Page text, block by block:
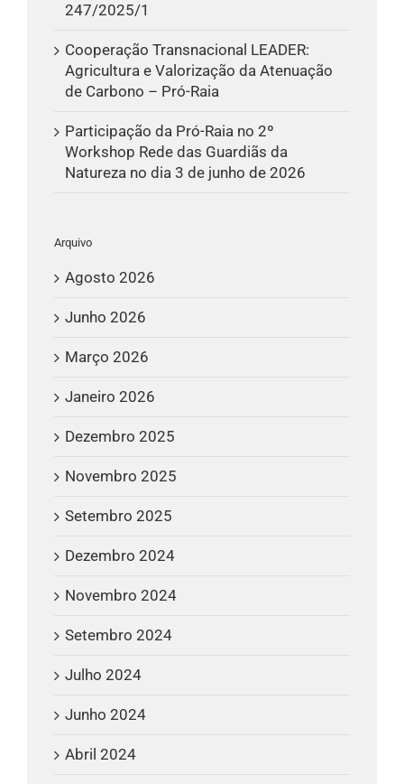
247/2025/1
Cooperação Transnacional LEADER:
Agricultura e Valorização da Atenuação
de Carbono – Pró-Raia
Participação da Pró-Raia no 2º
Workshop Rede das Guardiãs da
Natureza no dia 3 de junho de 2026
Arquivo
Agosto 2026
Junho 2026
Março 2026
Janeiro 2026
Dezembro 2025
Novembro 2025
Setembro 2025
Dezembro 2024
Novembro 2024
Setembro 2024
Julho 2024
Junho 2024
Abril 2024